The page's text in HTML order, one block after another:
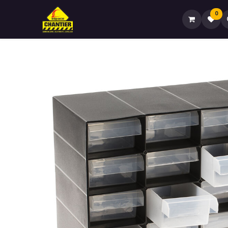
Contactez-
0